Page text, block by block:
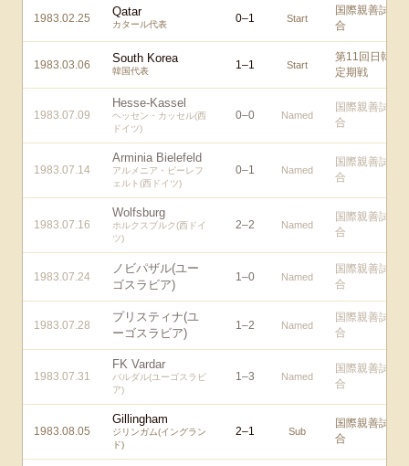
1983.02.25 Qatar
カタール代表 0–1 Start
国際親善試
合
1983.03.06 South Korea
韓国代表 1–1 Start
第11回日韓
定期戦
1983.07.09
Hesse-Kassel
ヘッセン・カッセル(西
ドイツ)
0–0 Named
国際親善試
合
1983.07.14
Arminia Bielefeld
アルメニア・ビーレフ
ェルト(西ドイツ)
0–1 Named
国際親善試
合
1983.07.16
Wolfsburg
ホルクスブルク(西ドイ
ツ)
2–2 Named
国際親善試
合
1983.07.24
ノビパザル(ユー
ゴスラビア)
1–0 Named
国際親善試
合
1983.07.28
プリスティナ(ユ
ーゴスラビア)
1–2 Named
国際親善試
合
1983.07.31
FK Vardar
バルダル(ユーゴスラビ
ア)
1–3 Named
国際親善試
合
1983.08.05
Gillingham
ジリンガム(イングラン
ド)
2–1 Sub
国際親善試
合